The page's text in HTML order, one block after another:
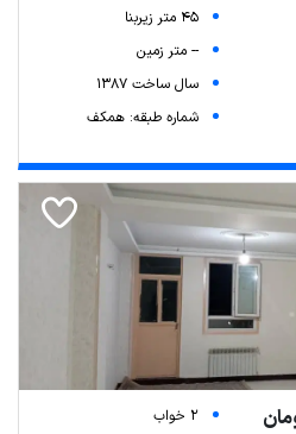
45 متر زیربنا
-- متر زمین
سال ساخت 1387
شماره طبقه: همکف
2 خواب